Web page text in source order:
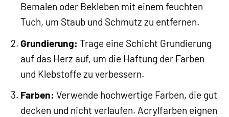
Bemalen oder Bekleben mit einem feuchten
Tuch, um Staub und Schmutz zu entfernen.
Grundierung: Trage eine Schicht Grundierung
auf das Herz auf, um die Haftung der Farben
und Klebstoffe zu verbessern.
Farben: Verwende hochwertige Farben, die gut
decken und nicht verlaufen. Acrylfarben eignen